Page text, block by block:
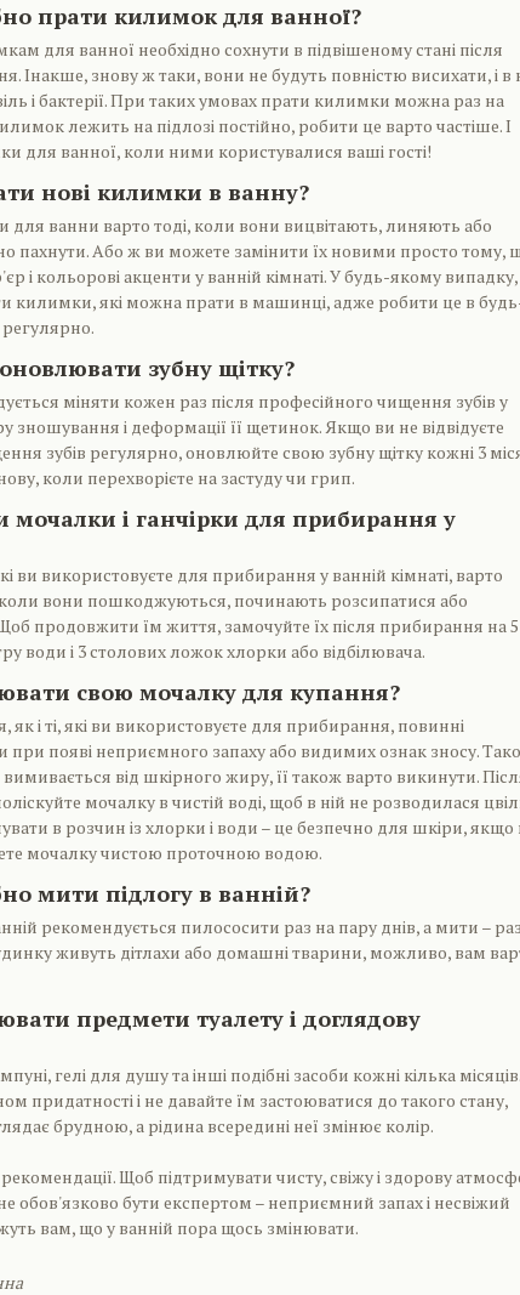
прати килимок для ванної?
для ванної необхідно сохнути в підвішеному стані після
Інакше, знову ж таки, вони не будуть повністю висихати, і в
і бактерії. При таких умовах прати килимки можна раз на
лежить на підлозі постійно, робити це варто частіше. І
для ванної, коли ними користувалися ваші гості!
нові килимки в ванну?
ванни варто тоді, коли вони вицвітають, линяють або
пахнути. Або ж ви можете замінити їх новими просто тому,
і кольорові акценти у ванній кімнаті. У будь-якому випадку,
килимки, які можна прати в машинці, адже робити це в
зубну щітку?
міняти кожен раз після професійного чищення зубів у
зношування і деформації її щетинок. Якщо ви не відвідуєте
зубів регулярно, оновлюйте свою зубну щітку кожні 3
коли перехворієте на застуду чи грип.
мочалки і ганчірки для прибирання у
ви використовуєте для прибирання у ванній кімнаті, варто
вони пошкоджуються, починають розсипатися або
продовжити їм життя, замочуйте їх після прибирання на 5
води і 3 столових ложок хлорки або відбілювача.
свою мочалку для купання?
і ті, які ви використовуєте для прибирання, повинні
при появі неприємного запаху або видимих ознак зносу.
від шкірного жиру, її також варто викинути.
мочалку в чистій воді, щоб в ній не розводилася
в розчин із хлорки і води – це безпечно для шкіри, якщо
мочалку чистою проточною водою.
мити підлогу в ванній?
рекомендується пилососити раз на пару днів, а мити –
живуть дітлахи або домашні тварини, можливо, вам
предмети туалету і доглядову
гелі для душу та інші подібні засоби кожні кілька місяців.
придатності і не давайте їм застоюватися до такого стану,
брудною, а рідина всередині неї змінює колір.
Щоб підтримувати чисту, свіжу і здорову
обов'язково бути експертом – неприємний запах і несвіжий
вам, що у ванній пора щось змінювати.